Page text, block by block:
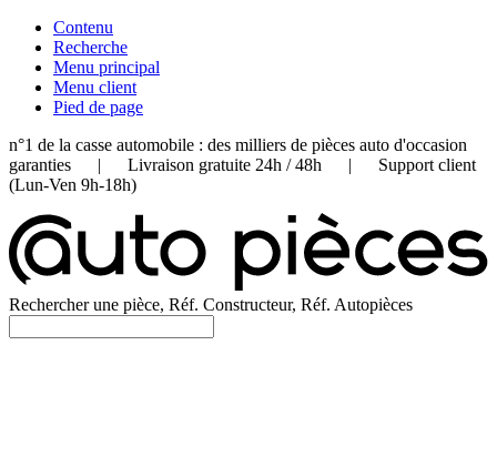
Contenu
Recherche
Menu principal
Menu client
Pied de page
n°1 de la casse automobile : des milliers de pièces auto d'occasion
garanties | Livraison gratuite 24h / 48h | Support client
(Lun-Ven 9h-18h)
Rechercher une pièce, Réf. Constructeur, Réf. Autopièces